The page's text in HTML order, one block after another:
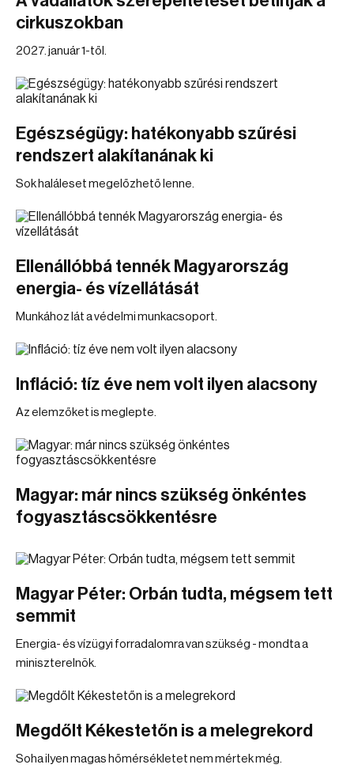
cirkuszokban
2027. január 1-től.
Egészségügy: hatékonyabb szűrési
rendszert alakítanának ki
Sok haláleset megelőzhető lenne.
Ellenállóbbá tennék Magyarország
energia- és vízellátását
Munkához lát a védelmi munkacsoport.
Infláció: tíz éve nem volt ilyen alacsony
Az elemzőket is meglepte.
Magyar: már nincs szükség önkéntes
fogyasztáscsökkentésre
Magyar Péter: Orbán tudta, mégsem tett
semmit
Energia- és vízügyi forradalomra van szükség - mondta a
miniszterelnök.
Megdőlt Kékestetőn is a melegrekord
Soha ilyen magas hőmérsékletet nem mértek még.